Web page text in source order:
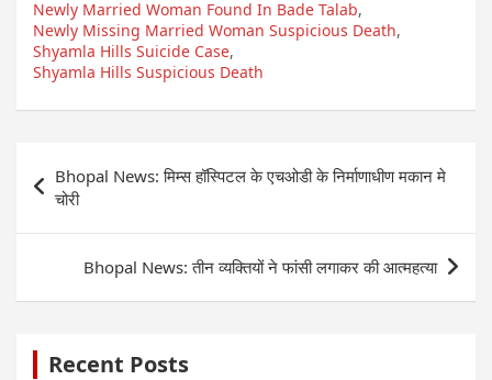
Newly Married Woman Found In Bade Talab,
Newly Missing Married Woman Suspicious Death,
Shyamla Hills Suicide Case,
Shyamla Hills Suspicious Death
navigation
Bhopal News: मिम्स हॉस्पिटल के एचओडी के निर्माणाधीण मकान मे
चोरी
Bhopal News: तीन व्यक्तियों ने फांसी लगाकर की आत्महत्या
Recent Posts